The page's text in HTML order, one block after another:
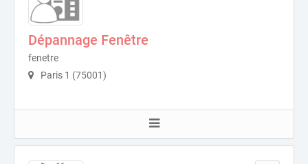
Dépannage Fenêtre
fenetre
Paris 1 (75001)